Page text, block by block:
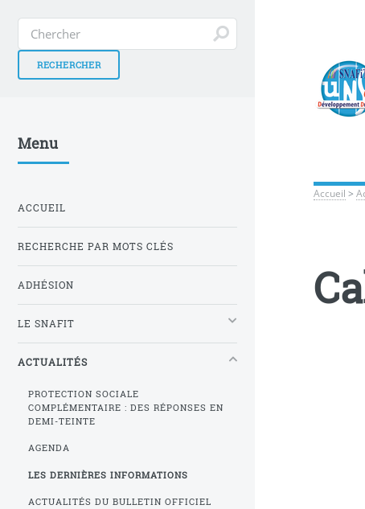
Accueil >
Menu
ACCUEIL
RECHERCHE PAR MOTS CLÉS
ADHÉSION
LE SNAFIT
ACTUALITÉS
PROTECTION SOCIALE
COMPLÉMENTAIRE : DES RÉPONSES EN
DEMI-TEINTE
AGENDA
LES DERNIÈRES INFORMATIONS
ACTUALITÉS DU BULLETIN OFFICIEL